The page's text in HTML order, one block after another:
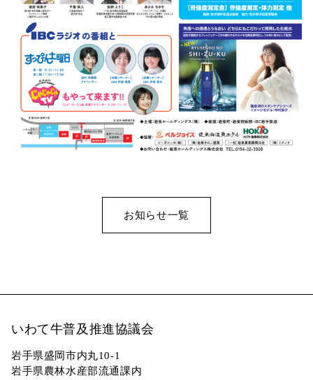
お知らせ一覧
いわて牛普及推進協議会
岩手県盛岡市内丸10-1
岩手県農林水産部流通課内